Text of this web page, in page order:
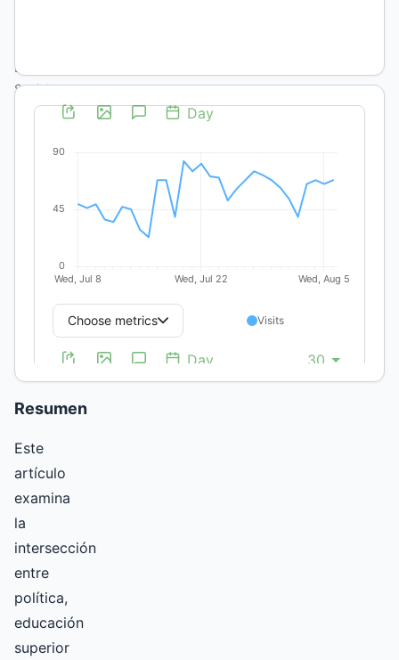
Estudios
Sociales
https://orcid.org/0000-
https://doi.org/10.19137/qs.v30i1.8370
Palabras
peronismo,
prensa,
universidad
Resumen
Este
artículo
examina
la
intersección
entre
política,
educación
superior